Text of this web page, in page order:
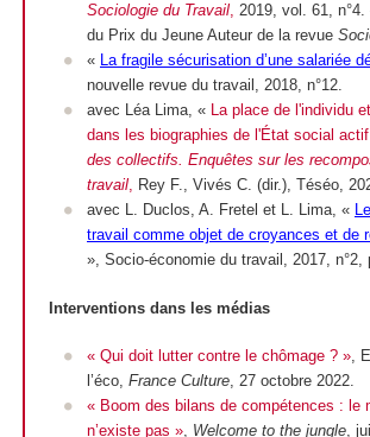
Sociologie du Travail, 2019, vol. 61,
du Prix du Jeune Auteur de la revue
« La fragile sécurisation d’une salariée
nouvelle revue du travail, 2018, n°12.
avec Léa Lima, « La place de l'individu
dans les biographies de l'État social
des collectifs. Enquêtes sur les
travail, Rey F., Vivés C. (dir.), Téséo,
avec L. Duclos, A. Fretel et L. Lima, «
travail comme objet de croyances et de
», Socio-économie du travail, 2017, n°2,
Interventions dans les médias
« Qui doit lutter contre le chômage ? »,
l’éco, France Culture, 27 octobre 2022.
« Boom des bilans de compétences : le
n’existe pas », Welcome to the jungle,